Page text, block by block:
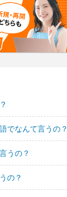
でなんて言うの？
うの？
の？